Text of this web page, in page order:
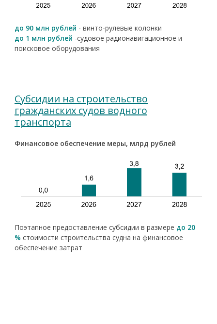
до 90 млн рублей - винто-рулевые колонки
до 1 млн рублей -судовое радионавигационное и
поисковое оборудования
Субсидии на строительство
гражданских судов водного
транспорта
Финансовое обеспечение меры, млрд рублей
Поэтапное предоставление субсидии в размере до 20
% стоимости строительства судна на финансовое
обеспечение затрат